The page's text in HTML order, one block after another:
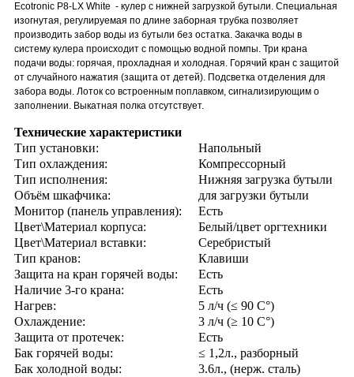
Ecotronic P8-LX White - кулер с нижней загрузкой бутыли. Специальная
изогнутая, регулируемая по длине заборная трубка позволяет
производить забор воды из бутыли без остатка. Закачка воды в
систему кулера происходит с помощью водной помпы. Три крана
подачи воды: горячая, прохладная и холодная. Горячий кран с защитой
от случайного нажатия (защита от детей). Подсветка отделения для
забора воды. Лоток со встроенным поплавком, сигнализирующим о
заполнении. Выкатная полка отсутствует.
Технические характеристики
Тип установки:
Напольный
Тип охлаждения:
Компрессорный
Тип исполнения:
Нижняя загрузка бутыли
Объём шкафчика:
для загрузки бутыли
Монитор (панель управления):
Есть
Цвет\Материал корпуса:
Белый/цвет оргтехники
Цвет\Материал вставки:
Серебристый
Тип кранов:
Клавиши
Защита на кран горячей воды:
Есть
Наличие 3-го крана:
Есть
Нагрев:
5 л/ч (≤ 90 C°)
Охлаждение:
3 л/ч (≥ 10 C°)
Защита от протечек:
Есть
Бак горячей воды:
≤ 1,2л., разборный
Бак холодной воды:
3.6л., (нерж. сталь)